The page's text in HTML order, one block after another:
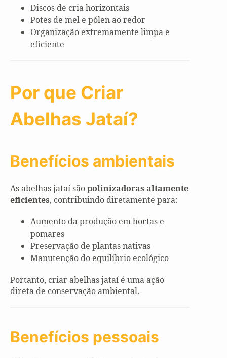
Discos de cria horizontais
Potes de mel e pólen ao redor
Organização extremamente limpa e
eficiente
Por que Criar
Abelhas Jataí?
Benefícios ambientais
As abelhas jataí sãopolinizadoras altamente
eficientes, contribuindo diretamente para:
Aumento da produção em hortas e
pomares
Preservação de plantas nativas
Manutenção do equilíbrio ecológico
Portanto, criar abelhas jataí é uma ação
direta de conservação ambiental.
Benefícios pessoais